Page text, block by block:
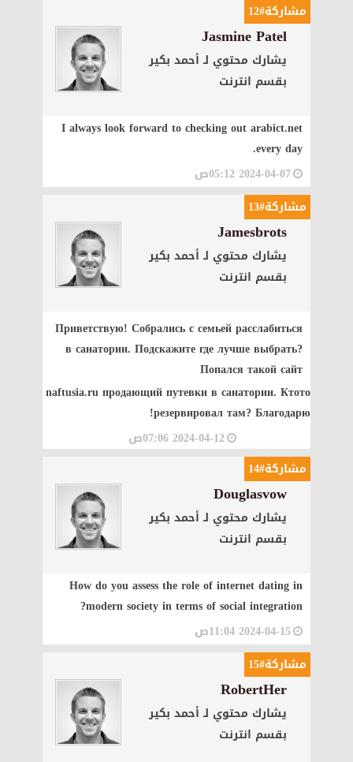
مشاركة#12
Jasmine Patel
يشارك محتوي لـ أحمد بكير
بقسم انترنت
I always look forward to checking out arabict.net
every day.
2024-04-07 05:12ص
مشاركة#13
Jamesbrots
يشارك محتوي لـ أحمد بكير
بقسم انترنت
Приветствую! Собрались с семьей расслабиться
в санатории. Подскажите где лучше выбрать?
Попался такой сайт
naftusia.ruпродающий путевки в санатории. Ктото
резервировал там? Благодарю!
2024-04-12 07:06ص
مشاركة#14
Douglasvow
يشارك محتوي لـ أحمد بكير
بقسم انترنت
How do you assess the role of internet dating in
modern society in terms of social integration?
2024-04-15 11:04ص
مشاركة#15
RobertHer
يشارك محتوي لـ أحمد بكير
بقسم انترنت